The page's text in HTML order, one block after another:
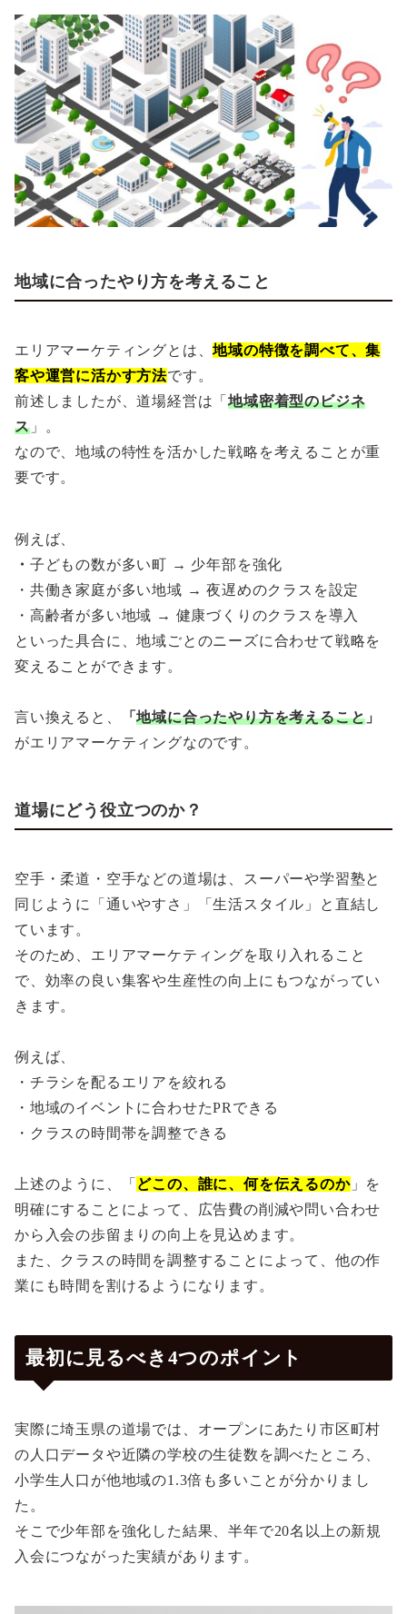
地域に合ったやり方を考えること
エリアマーケティングとは、地域の特徴を調べて、集
客や運営に活かす方法です。
前述しましたが、道場経営は「地域密着型のビジネ
ス」。
なので、地域の特性を活かした戦略を考えることが重
要です。
例えば、
・ 子どもの数が多い町 → 少年部を強化
・共働き家庭が多い地域 → 夜遅めのクラスを設定
・高齢者が多い地域 → 健康づくりのクラスを導入
といった具合に、地域ごとのニーズに合わせて戦略を
変えることができます。
言い換えると、 「地域に合ったやり方を考えること 」
がエリアマーケティングなのです。
道場にどう役立つのか？
空手・柔道・空手などの道場は、スーパーや学習塾と
同じように「通いやすさ」「生活スタイル」と直結し
ています。
そのため、エリアマーケティングを取り入れること
で、効率の良い集客や生産性の向上にもつながってい
きます。
例えば、
・チラシを配るエリアを絞れる
・地域のイベントに合わせたPRできる
・クラスの時間帯を調整できる
上述のように、「 どこの、誰に、何を伝えるのか」を
明確にすることによって、広告費の削減や問い合わせ
から入会の歩留まりの向上を見込めます。
また、クラスの時間を調整することによって、他の作
業にも時間を割けるようになります。
最初に見るべき4つのポイント
実際に埼玉県の道場では、オープンにあたり市区町村
の人口データや近隣の学校の生徒数を調べたところ、
小学生人口が他地域の1.3倍も多いことが分かりまし
た。
そこで少年部を強化した結果、半年で20名以上の新規
入会につながった実績があります。